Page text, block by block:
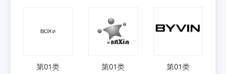
第01类 第01类 第01类